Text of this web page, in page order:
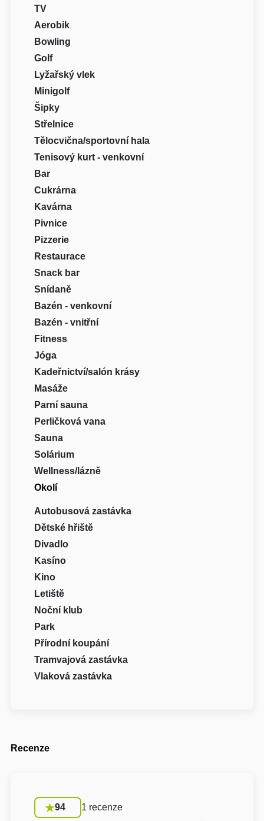
TV
Aerobik
Bowling
Golf
Lyžařský vlek
Minigolf
Šipky
Střelnice
Tělocvična/sportovní hala
Tenisový kurt - venkovní
Bar
Cukrárna
Kavárna
Pivnice
Pizzerie
Restaurace
Snack bar
Snídaně
Bazén - venkovní
Bazén - vnitřní
Fitness
Jóga
Kadeřnictví/salón krásy
Masáže
Parní sauna
Perličková vana
Sauna
Solárium
Wellness/lázně
Okolí
Autobusová zastávka
Dětské hřiště
Divadlo
Kasíno
Kino
Letiště
Noční klub
Park
Přírodní koupání
Tramvajová zastávka
Vlaková zastávka
Recenze
94 1 recenze